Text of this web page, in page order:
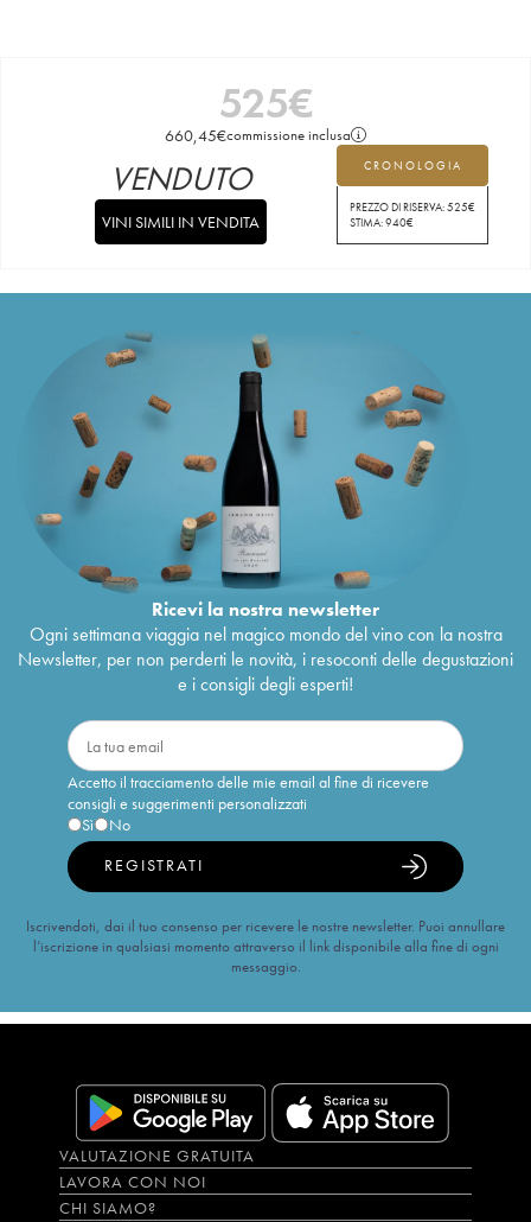
525€
660,45€commissione inclusa
CRONOLOGIA
PREZZO DI RISERVA:525€
STIMA:940€
VENDUTO
VINI SIMILI IN VENDITA
Ricevi la nostra newsletter
Ogni settimana viaggia nel magico mondo del vino con la nostra
Newsletter, per non perderti le novità, i resoconti delle degustazioni
e i consigli degli esperti!
Accetto il tracciamento delle mie email al fine di ricevere
consigli e suggerimenti personalizzati
Sì
No
REGISTRATI
Iscrivendoti, dai il tuo consenso per ricevere le nostre newsletter. Puoi annullare
l’iscrizione in qualsiasi momento attraverso il link disponibile alla fine di ogni
messaggio.
VALUTAZIONE GRATUITA
LAVORA CON NOI
CHI SIAMO?